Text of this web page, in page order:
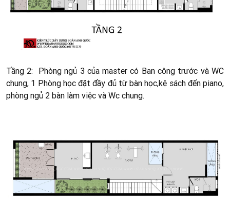
Tầng 2: Phòng ngủ 3 của master có Ban công trước vàWC
chung, 1 Phòng học đặt đầy đủ từ bàn học,kệ sách đến piano,
phòng ngủ 2 bàn làm việc và Wc chung.